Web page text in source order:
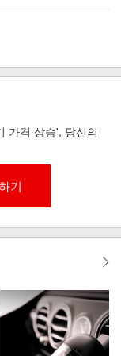
가격 상승', 당신의
기